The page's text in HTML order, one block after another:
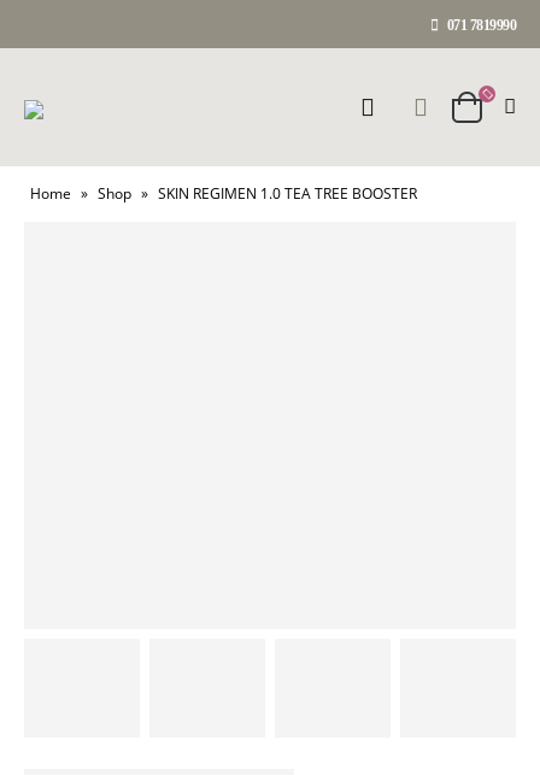
071 7819990
Home » Shop » SKIN REGIMEN 1.0 TEA TREE BOOSTER